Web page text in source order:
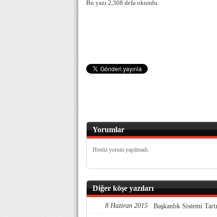
Bu yazı 2,308 defa okundu.
Yorumlar
Henüz yorum yapılmadı.
Diğer köşe yazıları
8 Haziran 2015 Başkanlık Sistemi